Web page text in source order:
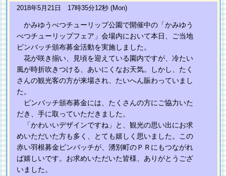
2018年5月21日 17時35分12秒 (Mon)
かみゆうべつチューリップ公園で開催中の「かみゆう
べつチューリップフェア」会場内において本日、ご当地
ピンバッチ頒布募金活動を実施しました。
花が咲き揃い、見頃を迎えている園内ですが、冷たい
風が時折吹きつける、あいにくなお天気。しかし、たく
さんの観光客の方が来場され、たいへん賑わっていまし
た。
ピンバッチ頒布募金には、たくさんの方にご協力いた
だき、手に取っていただきました。
「かわいいデザインですね」と、観光の思い出にお求
めいただいた方も多く、とても嬉しく思いました。この
赤い羽根募金ピンバッチが、湧別町のＰＲにもつながれ
ば嬉しいです。お求めいただいた皆様、ありがとうござ
いました。